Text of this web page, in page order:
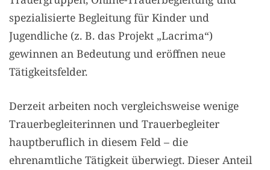
spezialisierte Begleitung für Kinder und
Jugendliche (z. B. das Projekt „Lacrima“)
gewinnen an Bedeutung und eröffnen neue
Tätigkeitsfelder.
Derzeit arbeiten noch vergleichsweise wenige
Trauerbegleiterinnen und Trauerbegleiter
hauptberuflich in diesem Feld – die
ehrenamtliche Tätigkeit überwiegt. Dieser Anteil